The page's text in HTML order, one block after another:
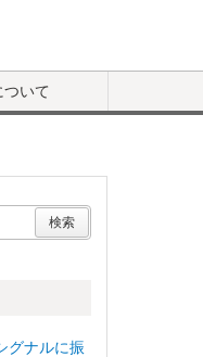
ついて
グナルに振